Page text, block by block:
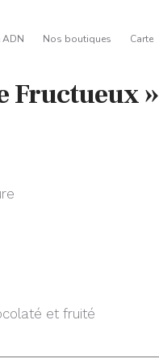
ADN Nos boutiques Carte
Fructueux »
et fruité